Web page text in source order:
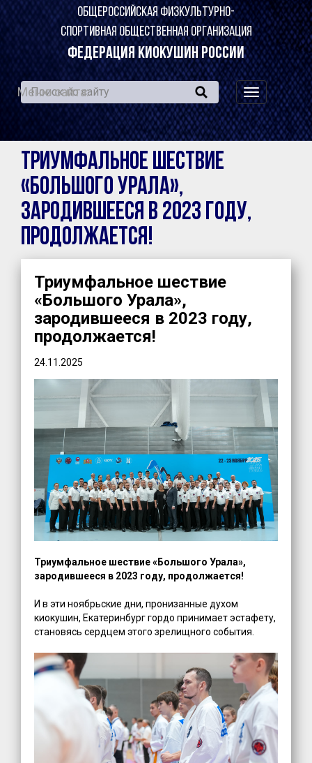
ОБЩЕРОССИЙСКАЯ ФИЗКУЛЬТУРНО-
СПОРТИВНАЯ ОБЩЕСТВЕННАЯ ОРГАНИЗАЦИЯ
ФЕДЕРАЦИЯ КИОКУШИН РОССИИ
навигация
по
сайту
Меню сайта:
Триумфальное шествие
«Большого Урала»,
зародившееся в 2023 году,
продолжается!
Триумфальное шествие
«Большого Урала»,
зародившееся в 2023 году,
продолжается!
24.11.2025
Триумфальное шествие «Большого Урала»,
зародившееся в 2023 году, продолжается!
И в эти ноябрьские дни, пронизанные духом
киокушин, Екатеринбург гордо принимает эстафету,
становясь сердцем этого зрелищного события.